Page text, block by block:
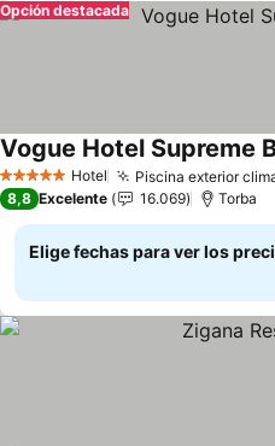
Opción destacada
5 Estrellas Hotel Piscina exterior
Vogue Hotel Supreme
8,8 Excelente 16.069 Torba
Elige fechas para ver los